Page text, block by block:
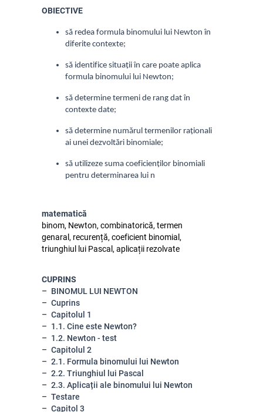
OBIECTIVE
să redea formula binomului lui Newton în
diferite contexte;
să identifice situații în care poate aplica
formula binomului lui Newton;
să determine termeni de rang dat în
contexte date;
să determine numărul termenilor raționali
ai unei dezvoltări binomiale;
să utilizeze suma coeficienților binomiali
pentru determinarea lui n
matematică
binom, Newton, combinatorică, termen
genaral, recurență, coeficient binomial,
triunghiul lui Pascal, aplicații rezolvate
CUPRINS
BINOMUL LUI NEWTON
Cuprins
Capitolul 1
1.1. Cine este Newton?
1.2. Newton - test
Capitolul 2
2.1. Formula binomului lui Newton
2.2. Triunghiul lui Pascal
2.3. Aplicații ale binomului lui Newton
Testare
Capitol 3